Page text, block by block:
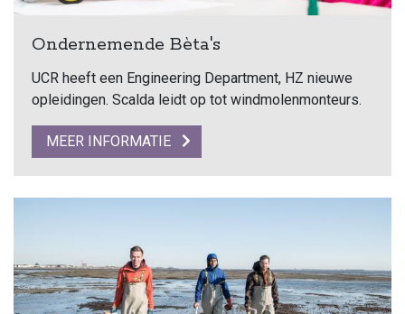
Ondernemende Bèta's
UCR heeft een Engineering Department, HZ nieuwe
opleidingen. Scalda leidt op tot windmolenmonteurs.
MEER INFORMATIE